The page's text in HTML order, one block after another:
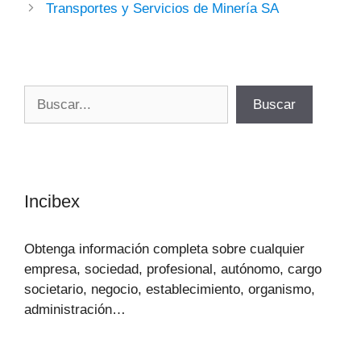
Transportes y Servicios de Minería SA
Buscar
Incibex
Obtenga información completa sobre cualquier
empresa, sociedad, profesional, autónomo, cargo
societario, negocio, establecimiento, organismo,
administración…